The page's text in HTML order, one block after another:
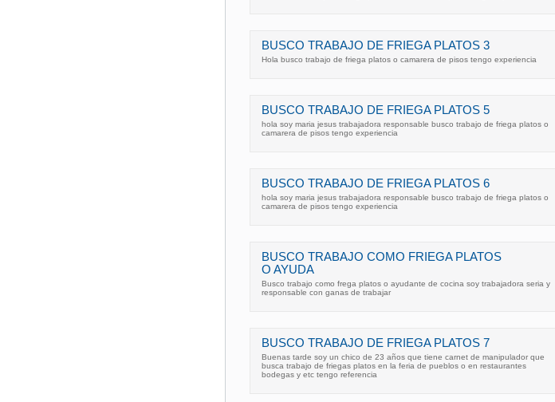
BUSCO TRABAJO DE FRIEGA PLATOS 3
Hola busco trabajo de friega platos o camarera de pisos tengo experiencia
BUSCO TRABAJO DE FRIEGA PLATOS 5
hola soy maria jesus trabajadora responsable busco trabajo de friega platos o
camarera de pisos tengo experiencia
BUSCO TRABAJO DE FRIEGA PLATOS 6
hola soy maria jesus trabajadora responsable busco trabajo de friega platos o
camarera de pisos tengo experiencia
BUSCO TRABAJO COMO FRIEGA PLATOS
O AYUDA
Busco trabajo como frega platos o ayudante de cocina soy trabajadora seria y
responsable con ganas de trabajar
BUSCO TRABAJO DE FRIEGA PLATOS 7
Buenas tarde soy un chico de 23 años que tiene carnet de manipulador que
busca trabajo de friegas platos en la feria de pueblos o en restaurantes
bodegas y etc tengo referencia